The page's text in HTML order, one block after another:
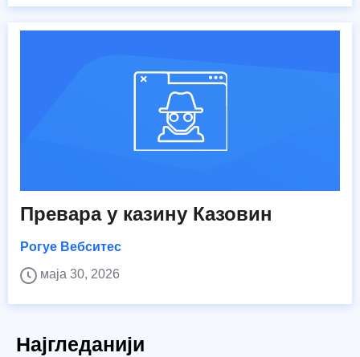
Превара у казину Казовин
Рогуе Вебситес
маја 30, 2026
Најгледанији